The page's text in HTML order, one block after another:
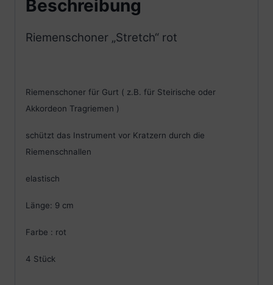
Beschreibung
Riemenschoner „Stretch“ rot
Riemenschoner für Gurt ( z.B. für Steirische oder
Akkordeon Tragriemen )
schützt das Instrument vor Kratzern durch die
Riemenschnallen
elastisch
Länge: 9 cm
Farbe : rot
4 Stück